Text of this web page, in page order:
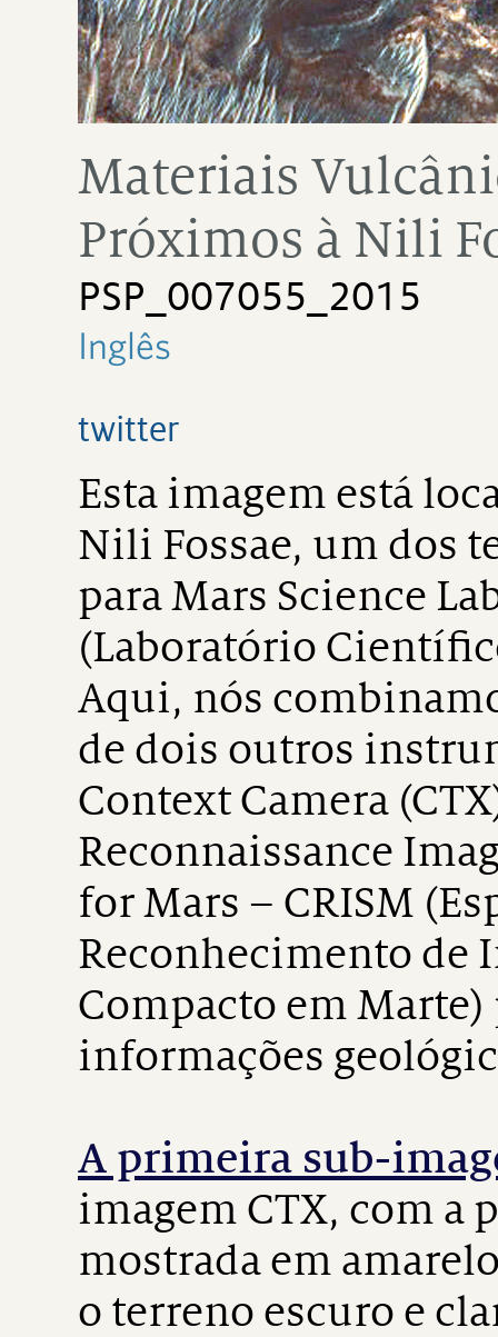
Materiais
Próximos à Nili
PSP_007055_2015
Inglês
twitter
Esta imagem está
Nili Fossae, um dos
para Mars Science
(Laboratório
Aqui, nós
de dois outros
Context Camera
Reconnaissance
for Mars – CRISM
Reconhecimento de
Compacto em
informações
A primeira sub-
imagem CTX, com a
mostrada em
o terreno escuro e